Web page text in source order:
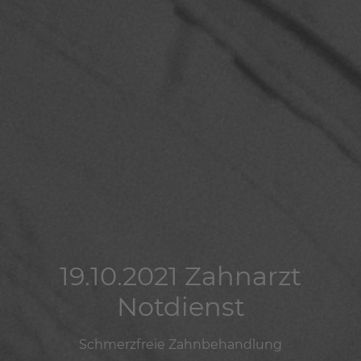
19.10.2021 Zahnarzt
Notdienst
Schmerzfreie Zahnbehandlung
19.10.2021 Zahnarzt
Notdienst
Schmerzfreie Zahnbehandlung
19.10.2021 Zahnarzt
Notdienst
Schmerzfreie Zahnbehandlung